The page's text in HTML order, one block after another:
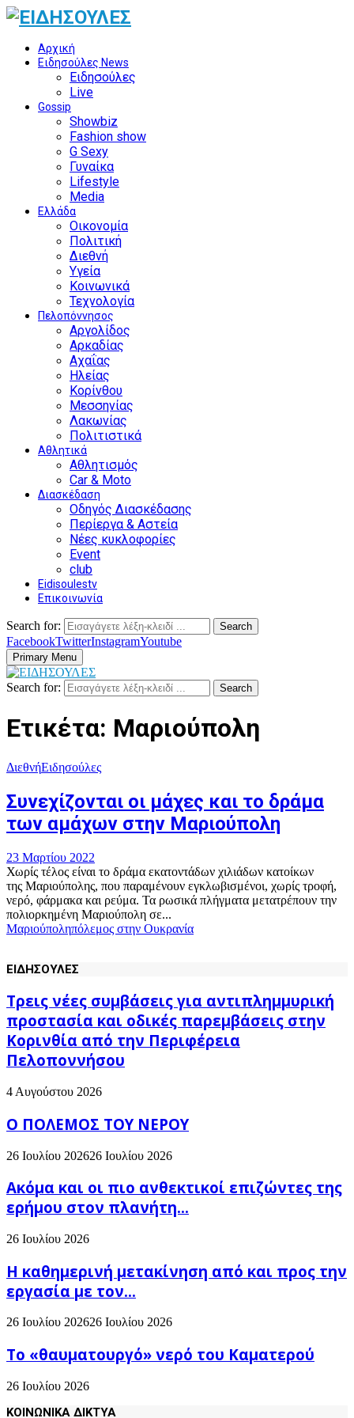
Αρχική
Ειδησούλες News
Ειδησούλες
Live
Gossip
Showbiz
Fashion show
G Sexy
Γυναίκα
Lifestyle
Media
Ελλάδα
Οικονομία
Πολιτική
Διεθνή
Υγεία
Κοινωνικά
Τεχνολογία
Πελοπόννησος
Αργολίδος
Αρκαδίας
Αχαΐας
Ηλείας
Κορίνθου
Μεσσηνίας
Λακωνίας
Πολιτιστικά
Αθλητικά
Αθλητισμός
Car & Moto
Διασκέδαση
Οδηγός Διασκέδασης
Περίεργα & Αστεία
Νέες κυκλοφορίες
Event
club
Eidisoulestv
Επικοινωνία
Search for: Search
FacebookTwitterInstagramYoutube
Primary Menu
Search for: Search
Ετικέτα: Μαριούπολη
ΔιεθνήΕιδησούλες
Συνεχίζονται οι μάχες και το δράμα
των αμάχων στην Μαριούπολη
23 Μαρτίου 2022
Χωρίς τέλος είναι το δράμα εκατοντάδων χιλιάδων κατοίκων
της Μαριούπολης, που παραμένουν εγκλωβισμένοι, χωρίς τροφή,
νερό, φάρμακα και ρεύμα. Τα ρωσικά πλήγματα μετατρέπουν την
πολιορκημένη Μαριούπολη σε...
Μαριούποληπόλεμος στην Ουκρανία
ΕΙΔΗΣΟΥΛΕΣ
Τρεις νέες συμβάσεις για αντιπλημμυρική
προστασία και οδικές παρεμβάσεις στην
Κορινθία από την Περιφέρεια
Πελοποννήσου
4 Αυγούστου 2026
Ο ΠΟΛΕΜΟΣ ΤΟΥ ΝΕΡΟΥ
26 Ιουλίου 202626 Ιουλίου 2026
Ακόμα και οι πιο ανθεκτικοί επιζώντες της
ερήμου στον πλανήτη...
26 Ιουλίου 2026
H καθημερινή μετακίνηση από και προς την
εργασία με τον...
26 Ιουλίου 202626 Ιουλίου 2026
Το «θαυματουργό» νερό του Καματερού
26 Ιουλίου 2026
ΚΟΙΝΩΝΙΚΑ ΔΙΚΤΥΑ